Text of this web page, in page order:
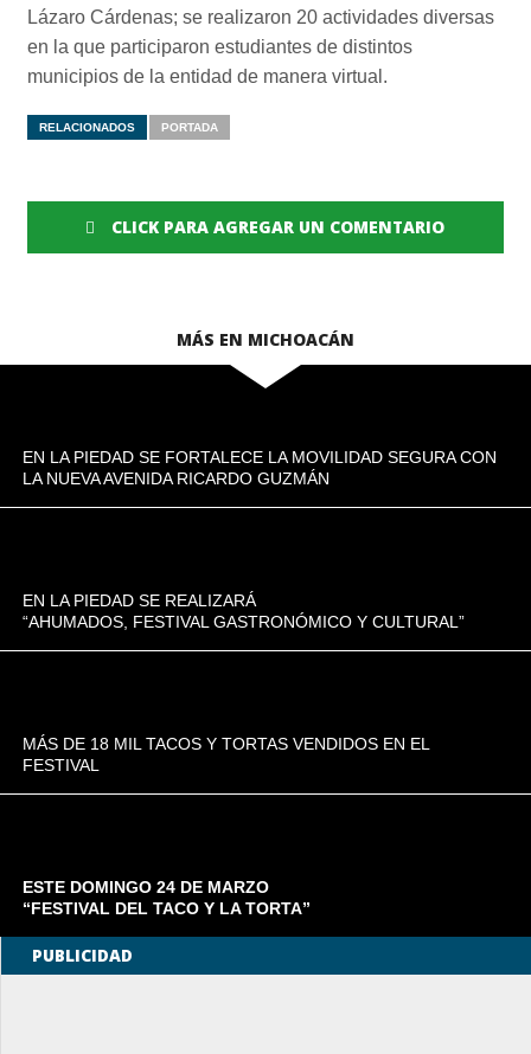
Lázaro Cárdenas; se realizaron 20 actividades diversas
en la que participaron estudiantes de distintos
municipios de la entidad de manera virtual.
RELACIONADOS PORTADA
CLICK PARA AGREGAR UN COMENTARIO
MÁS EN MICHOACÁN
EN LA PIEDAD SE FORTALECE LA MOVILIDAD SEGURA CON
LA NUEVA AVENIDA RICARDO GUZMÁN
EN LA PIEDAD SE REALIZARÁ
“AHUMADOS, FESTIVAL GASTRONÓMICO Y CULTURAL”
MÁS DE 18 MIL TACOS Y TORTAS VENDIDOS EN EL
FESTIVAL
ESTE DOMINGO 24 DE MARZO
“FESTIVAL DEL TACO Y LA TORTA”
PUBLICIDAD